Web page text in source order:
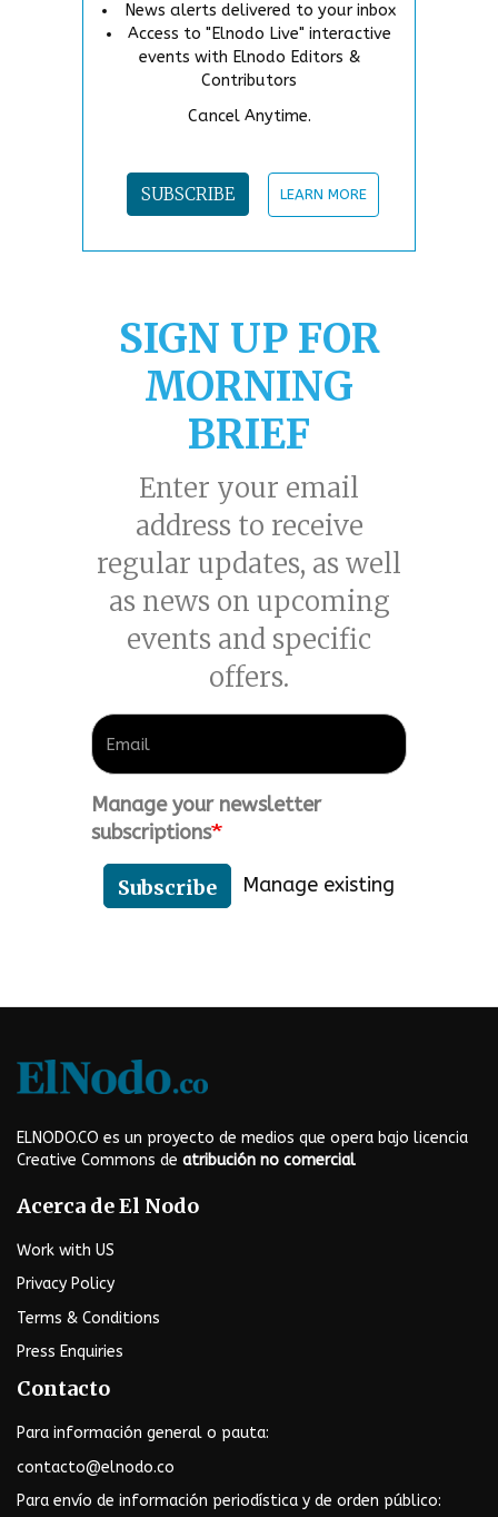
News alerts delivered to your inbox
Access to "Elnodo Live" interactive
events with Elnodo Editors &
Contributors
Cancel Anytime.
SUBSCRIBE LEARN MORE
SIGN UP FOR
MORNING
BRIEF
Enter your email
address to receive
regular updates, as well
as news on upcoming
events and specific
offers.
Manage your newsletter
subscriptions
Subscribe Manage existing
ELNODO.CO es un proyecto de medios que opera bajo licencia
Creative Commons de atribución no comercial
Acerca de El Nodo
Work with US
Privacy Policy
Terms & Conditions
Press Enquiries
Contacto
Para información general o pauta:
contacto@elnodo.co
Para envío de información periodística y de orden público: